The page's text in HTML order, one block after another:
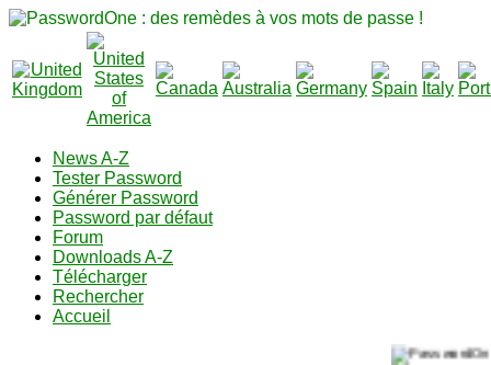
News A-Z
Tester Password
Générer Password
Password par défaut
Forum
Downloads A-Z
Télécharger
Rechercher
Accueil